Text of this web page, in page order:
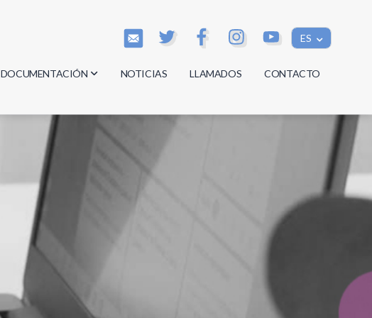
ES
DOCUMENTACIÓN
Actas
Reglamentos
Documentos
NOTICIAS LLAMADOS CONTACTO